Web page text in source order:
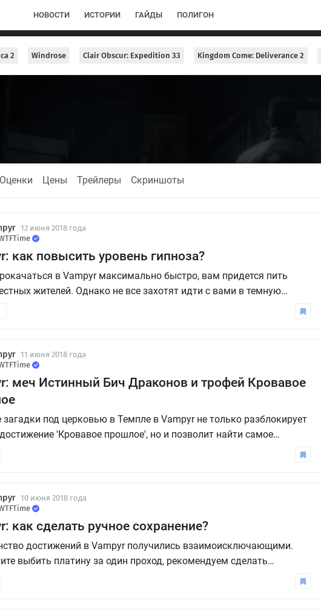
НОВОСТИ ИСТОРИИ ГАЙДЫ ПОЛИГОН
2 Windrose Clair Obscur: Expedition 33 Kingdom Come: Deliverance 2
Оценки Цены Трейлеры Скриншоты
12 июня 2018 года
как повысить уровень гипноза?
в Vampyr максимально быстро, вам придется пить
жителей. Однако не все захотят идти с вами в темную
Некоторые даже не пустят на порог своего дома. Все зависит
11 июня 2018 года
меч Истинный Бич Драконов и трофей Кровавое
загадки под церковью в Темпле в Vampyr не только разблокирует
'Кровавое прошлое', но и позволит найти самое
оружие в игре - меч Истинный Бич Драконов. К сожалению, есть
10 июня 2018 года
как сделать ручное сохранение?
достижений в Vampyr получились взаимоисключающими.
выбить платину за один проход, рекомендуем сделать
сохранение в начале 1 и 6 глав. К сожалению, свободное